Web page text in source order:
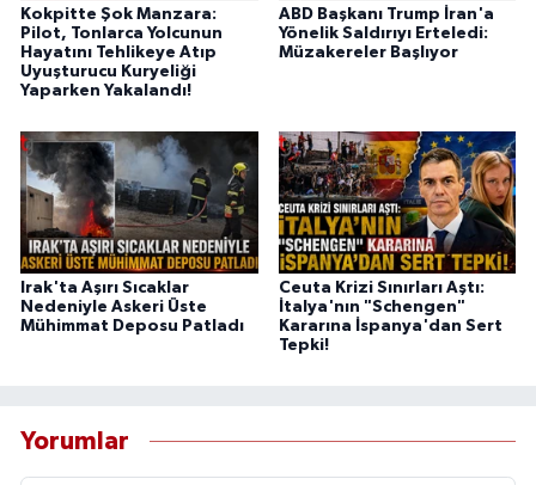
Kokpitte Şok Manzara:
Pilot, Tonlarca Yolcunun
Hayatını Tehlikeye Atıp
Uyuşturucu Kuryeliği
Yaparken Yakalandı!
ABD Başkanı Trump İran'a
Yönelik Saldırıyı Erteledi:
Müzakereler Başlıyor
Irak'ta Aşırı Sıcaklar
Nedeniyle Askeri Üste
Mühimmat Deposu Patladı
Ceuta Krizi Sınırları Aştı:
İtalya'nın "Schengen"
Kararına İspanya'dan Sert
Tepki!
Yorumlar